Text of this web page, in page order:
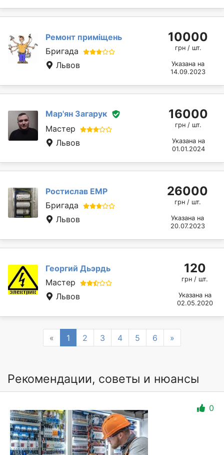
Ремонт приміщень
Бригада
Львов
10000
грн / шт.
Указана на
14.09.2023
Мар'ян Загарук
Мастер
Львов
16000
грн / шт.
Указана на
01.01.2024
Ростислав ЕМР
Бригада
Львов
26000
грн / шт.
Указана на
20.07.2023
Георгий Дьэрдь
Мастер
Львов
120
грн / шт.
Указана на
02.05.2020
« Previous
1 2 3 4 5 6 »
Рекомендации, советы и нюансы
0